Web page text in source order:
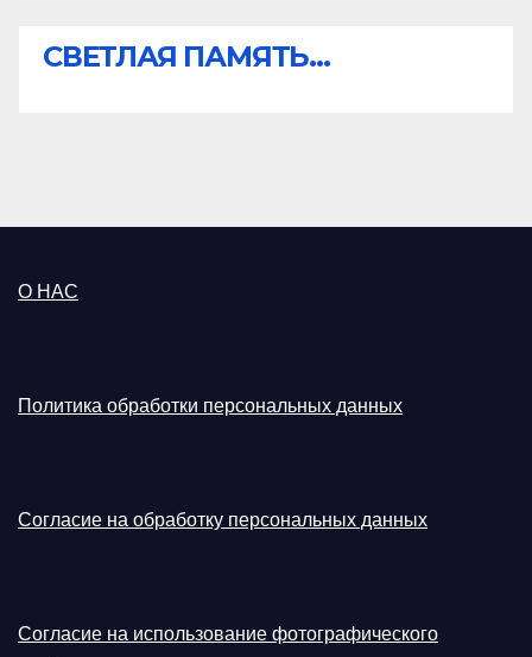
СВЕТЛАЯ ПАМЯТЬ...
О НАС
Политика обработки персональных данных
Согласие на обработку персональных данных
Согласие на использование фотографического